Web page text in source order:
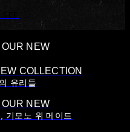
OUR NEW
COLLECTION
유리들
OUR NEW
기모노 위 메이드